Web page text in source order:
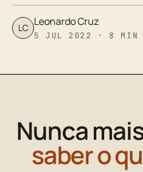
LC Leonardo Cruz
5 JUL 2022 · 8 MIN
Nunca
saber o